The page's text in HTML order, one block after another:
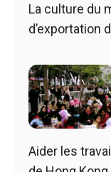
La culture du
d’exportation
Aider les